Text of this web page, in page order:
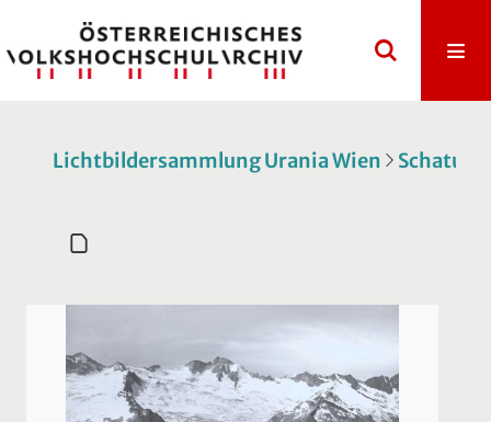
Lichtbildersammlung Urania Wien